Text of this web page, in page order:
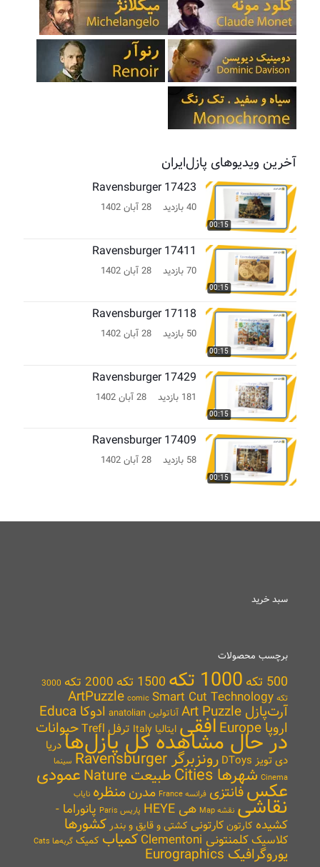
آخرین ویدیوهای پازل‌ایران
00:15
Ravensburger 17423
40 بازدید 28 آبان 1402
00:15
Ravensburger 17411
70 بازدید 28 آبان 1402
00:15
Ravensburger 17118
50 بازدید 28 آبان 1402
00:15
Ravensburger 17429
181 بازدید 28 آبان 1402
00:15
Ravensburger 17409
58 بازدید 28 آبان 1402
سبد خرید
برچسب محصولات
500 تکه 1000 تکه 1500 تکه 2000 تکه
3000
تکه
ArtPuzzle comic Smart Cut Technology
آرت‌پازل Art Puzzle آناتولین anatolian ادوکا Educa
اروپا Europe افقی ایتالیا Italy ترفل Trefl حیواناتدر حال مشاهده کل پازل‌هادریا
دی تویز DToys
رونزبرگر Ravensburger
سینما
Cinema شهرها Cities طبیعت Nature عمودی
عکسفانتزی فرانسه France مدرنمنظره نایاب نقاشی نقشه Map هی HEYE پاریس Paris
پانوراما -
کشیده کارتونکارتونی کشتی و قایق و بندر کشورها
کلاسیککلمنتونی Clementoni کمیاب کمیک گربه‌ها Cats
یوروگرافیک Eurographics